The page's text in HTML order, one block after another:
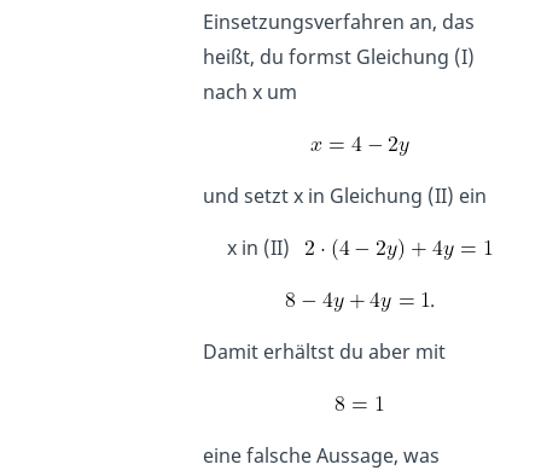
Einsetzungsverfahren an, das
heißt, du formst Gleichung (I)
nach x um
und setztx in Gleichung (II) ein
x in (II)
.
Damit erhältst du aber mit
eine falsche Aussage, was